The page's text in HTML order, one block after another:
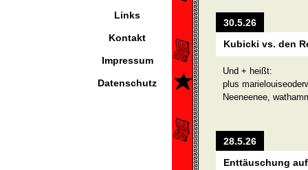
Links
Kontakt
Impressum
Datenschutz
30.5.26
Kubicki vs. den
Und + heißt:
plus
Neeneenee,
28.5.26
Enttäuschung